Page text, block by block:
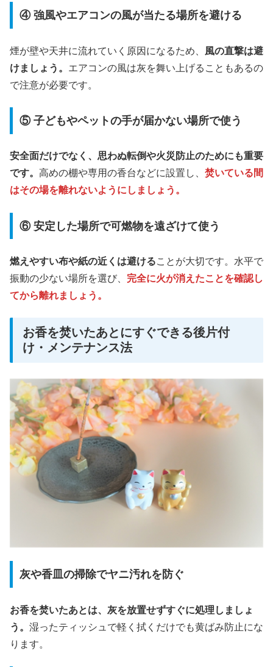
④ 強風やエアコンの風が当たる場所を避ける
煙が壁や天井に流れていく原因になるため、 風の直撃は避
けましょう。 エアコンの風は灰を舞い上げることもあるの
で注意が必要です。
⑤ 子どもやペットの手が届かない場所で使う
安全面だけでなく、思わぬ転倒や火災防止のためにも重要
です。 高めの棚や専用の香台などに設置し、 焚いている間
はその場を離れないようにしましょう。
⑥ 安定した場所で可燃物を遠ざけて使う
燃えやすい布や紙の近くは避けることが大切です。水平で
振動の少ない場所を選び、 完全に火が消えたことを確認し
てから離れましょう。
お香を焚いたあとにすぐできる後片付
け・メンテナンス法
灰や香皿の掃除でヤニ汚れを防ぐ
お香を焚いたあとは、灰を放置せずすぐに処理しましょ
う。 湿ったティッシュで軽く拭くだけでも黄ばみ防止にな
ります。